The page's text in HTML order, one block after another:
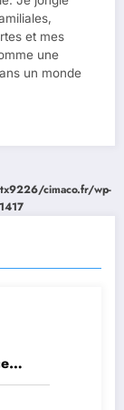
et mes
une
un monde
cimaco.fr/wp-
1417